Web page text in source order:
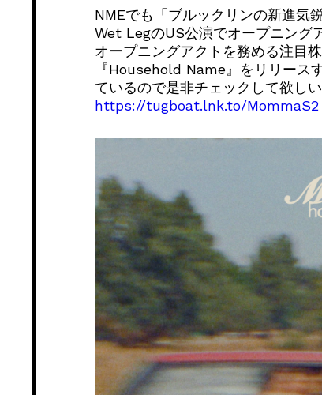
NMEでも「ブルックリンの新進気
Wet LegのUS公演でオープニング
オープニングアクトを務める注目
『Household Name』をリリース
ているので是非チェックして欲しい
https://tugboat.lnk.to/MommaS2